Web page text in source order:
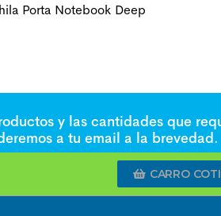
Porta Notebook Deep
y las cantidades que
a tu email a la brevedad.
CARRO